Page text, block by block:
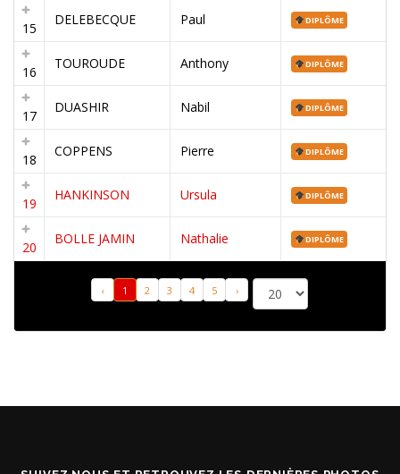
15
DELEBECQUE Paul DIPLÔME
16
TOUROUDE Anthony DIPLÔME
17
DUASHIR Nabil DIPLÔME
18
COPPENS Pierre DIPLÔME
19
HANKINSON Ursula DIPLÔME
20
BOLLE JAMIN Nathalie DIPLÔME
‹ 1 2 3 4 5 ›